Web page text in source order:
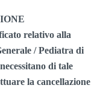
relativo alla
/ Pediatra di
di tale
la cancellazione